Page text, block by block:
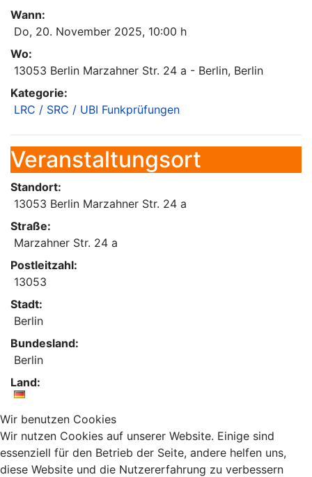
Wann:
Do, 20. November 2025, 10:00 h
Wo:
13053 Berlin Marzahner Str. 24 a - Berlin, Berlin
Kategorie:
LRC / SRC / UBI Funkprüfungen
Veranstaltungsort
Standort:
13053 Berlin Marzahner Str. 24 a
Straße:
Marzahner Str. 24 a
Postleitzahl:
13053
Stadt:
Berlin
Bundesland:
Berlin
Land:
Wir benutzen Cookies
Wir nutzen Cookies auf unserer Website. Einige sind
essenziell für den Betrieb der Seite, andere helfen uns,
diese Website und die Nutzererfahrung zu verbessern